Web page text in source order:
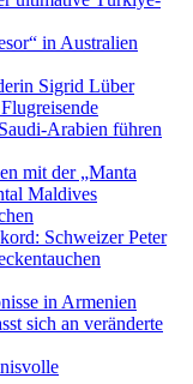
in Australien
Sigrid Lüber
Arabien führen
mit der „Manta
Maldives
Schweizer Peter
in Armenien
sich an veränderte